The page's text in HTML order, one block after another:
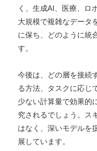
く、生成AI、医療、ロ
大規模で複雑なデータ
に保ち、どのように統
す。
今後は、どの層を接続
る方法、タスクに応じ
少ない計算量で効果的
究されるでしょう。ス
はなく、深いモデルを
展しています。